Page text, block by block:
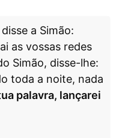
a Simão:
as vossas redes
Simão, disse-lhe:
toda a noite, nada
palavra, lançarei